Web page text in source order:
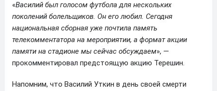
«Василий был голосом футбола для нескольких
поколений болельщиков. Он его любил. Сегодня
национальная сборная уже почтила память
телекомментатора на мероприятии, а формат акции
памяти на стадионе мы сейчас обсуждаем», —
прокомментировал предстоящую акцию Терешин.
Напомним, что Василий Уткин в день своей смерти